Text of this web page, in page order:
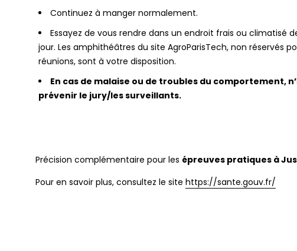
Continuez à manger normalement.
Essayez de vous rendre dans un endroit frais ou climatisé
jour. Les amphithéâtres du site AgroParisTech, non réservés
réunions, sont à votre disposition.
En cas de malaise ou de troubles du comportement,
prévenir le jury/les surveillants.
Précision complémentaire pour les épreuves pratiques à
Pour en savoir plus, consultez le site https://sante.gouv.fr/